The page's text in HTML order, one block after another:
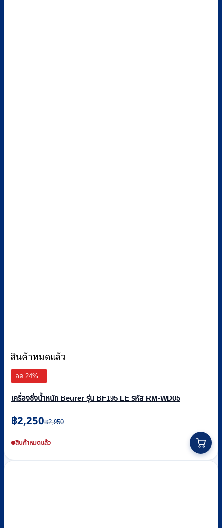
สินค้าหมดแล้ว
ลด 24%
เครื่องชั่งน้ำหนัก Beurer รุ่น BF195 LE รหัส RM-WD05
฿2,950
Original
price
was:
฿2,250
Current
price
is:สินค้าหมดแล้ว